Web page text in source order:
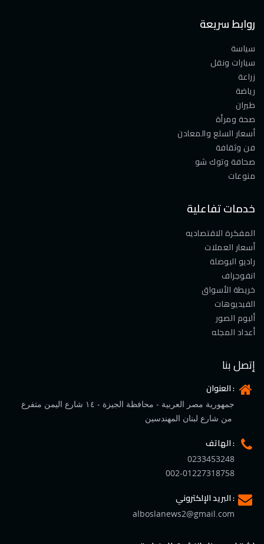
روابط سريعة
سياسة
سيارات ونقل
زراعة
رياضة
طيران
صحة ومرأة
أسعار السلع والمعادن
فن وثقافة
صحافة وتوك شو
منوعات
خدمات تفاعلية
المفكرة الاقتصاديه
أسعار العملات
راديو البوصلة
انفوجراف
خريطة الأسواق
الفيديوهات
ألبوم الصور
أعداد المجله
إتصل بنا
العنوان :
جمهورية مصر العربية - محافظة الجيزة - ١٤ شارع اليمن متفرع
الهاتف :
0233453248
002-01227318758
البريد الإلكتروني :
alboslanews2@gmail.com